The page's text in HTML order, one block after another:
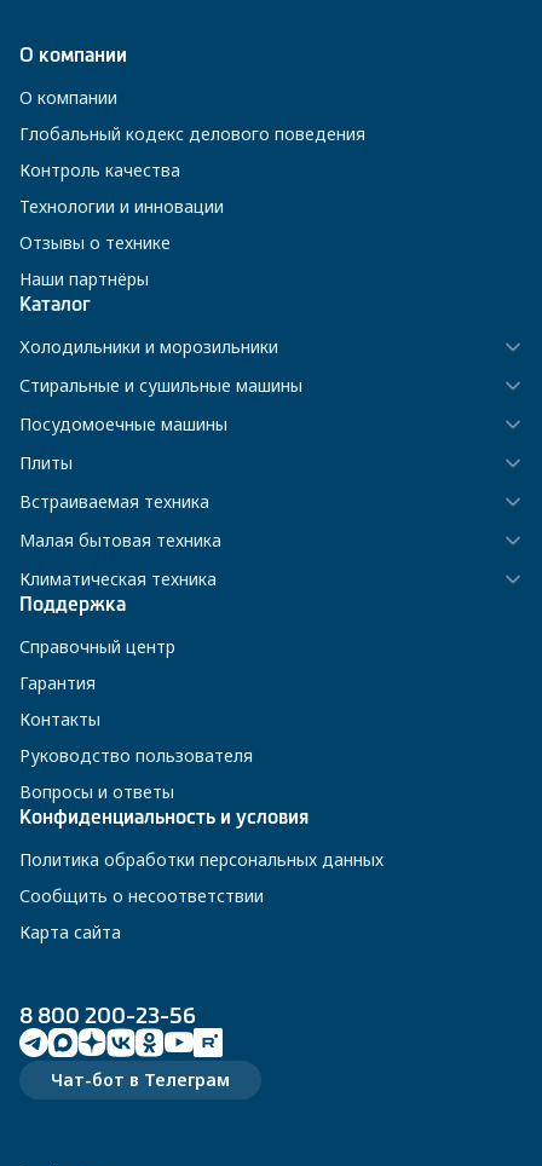
О компании
О компании
Глобальный кодекс делового поведения
Контроль качества
Технологии и инновации
Отзывы о технике
Наши партнёры
Каталог
Холодильники и морозильники
Стиральные и сушильные машины
Посудомоечные машины
Плиты
Встраиваемая техника
Малая бытовая техника
Климатическая техника
Поддержка
Справочный центр
Гарантия
Контакты
Руководство пользователя
Вопросы и ответы
Конфиденциальность и условия
Политика обработки персональных данных
Сообщить о несоответствии
Карта сайта
8 800 200-23-56
Чат-бот в Телеграм